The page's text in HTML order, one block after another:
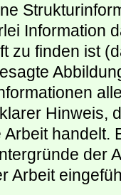
Information
zu finden ist
Hinweis,
Arbeit handelt.
der
Arbeit